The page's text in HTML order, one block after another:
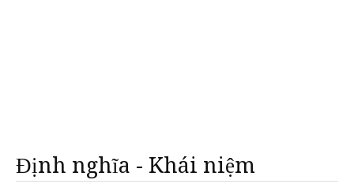
Định nghĩa - Khái niệm